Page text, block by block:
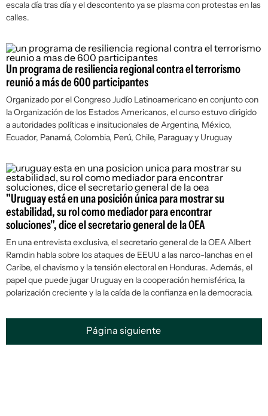
escala día tras día y el descontento ya se plasma con protestas en las
calles.
Un programa de resiliencia regional contra el terrorismo
reunió a más de 600 participantes
Organizado por el Congreso Judío Latinoamericano en conjunto con
la Organización de los Estados Americanos, el curso estuvo dirigido
a autoridades políticas e insitucionales de Argentina, México,
Ecuador, Panamá, Colombia, Perú, Chile, Paraguay y Uruguay
"Uruguay está en una posición única para mostrar su
estabilidad, su rol como mediador para encontrar
soluciones", dice el secretario general de la OEA
En una entrevista exclusiva, el secretario general de la OEA Albert
Ramdin habla sobre los ataques de EEUU a las narco-lanchas en el
Caribe, el chavismo y la tensión electoral en Honduras. Además, el
papel que puede jugar Uruguay en la cooperación hemisférica, la
polarización creciente y la la caída de la confianza en la democracia.
Página siguiente